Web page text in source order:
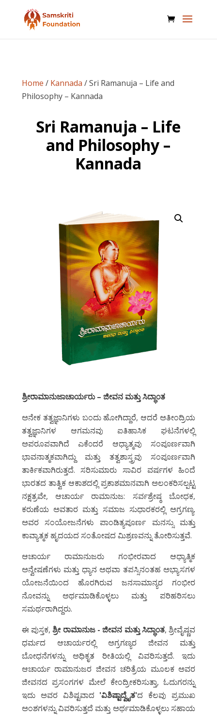
Home / Kannada / Sri Ramanuja – Life and
Philosophy – Kannada
Sri Ramanuja – Life
and Philosophy –
Kannada
ಶ್ರೀರಾಮಾನುಜಾಚಾರ್ಯರು – ಜೀವನ ಮತ್ತು ಸಿದ್ಧಾ೦ತ
ಅನೇಕ ತತ್ವಜ್ಞಾನಿಗಳು ಬಂದು ಹೋಗಿದ್ದಾರೆ, ಆದರೆ ಅತೀಂದ್ರಿಯ
ತತ್ವಜ್ಞಾನಿಗಳ ಆಗಮನವು ಐತಿಹಾಸಿಕ ಘಟನೆಗಳಲ್ಲಿ
ಅಪರೂಪವಾಗಿದೆ ಎಕೆ೦ದರೆ ಆಧ್ಯಾತ್ಮವು ಸಂಪೂರ್ಣವಾಗಿ
ಭಾವನಾತ್ಮಕವಾಗಿದ್ದು ಮತ್ತು ತತ್ವಶಾಸ್ತ್ರವು ಸಂಪೂರ್ಣವಾಗಿ
ತಾರ್ಕಿಕವಾಗಿರುತ್ತದೆ. ಸರಿಸುಮಾರು ಸಾವಿರ ವರ್ಷಗಳ ಹಿಂದೆ
ಭಾರತದ ತಾತ್ವಿಕ ಆಕಾಶದಲ್ಲಿ ಪ್ರಕಾಶಮಾನವಾಗಿ ಅಲಂಕರಿಸಲ್ಪಟ್ಟ
ನಕ್ಷತ್ರವೇ, ಆಚಾರ್ಯ ರಾಮಾನುಜ: ಸರ್ವಶ್ರೇಷ್ಠ ಬೋಧಕ,
ಕರುಣೆಯ ಅವತಾರ ಮತ್ತು ಸಮಾಜ ಸುಧಾರಕರಲ್ಲಿ ಅಗ್ರಗಣ್ಯ.
ಅವರ ಸಂಯೋಜನೆಗಳು ಪಾಂಡಿತ್ಯಪೂರ್ಣ ಮನಸ್ಸು ಮತ್ತು
ಕಾವ್ಯಾತ್ಮಕ ಹೃದಯದ ಸಂತೋಷದ ಮಿಶ್ರಣವನ್ನು ತೋರಿಸುತ್ತವೆ.
ಆಚಾರ್ಯ ರಾಮಾನುಜರು ಗಂಭೀರವಾದ ಆಧ್ಯಾತ್ಮಿಕ
ಅನ್ವೇಷಣೆಗಳು ಮತ್ತು ಧ್ಯಾನ ಅಥವಾ ತಪಸ್ಸಿನಂತಹ ಅಭ್ಯಾಸಗಳ
ಯೋಜನೆಯಿಂದ ಹೊರಗಿರುವ ಜನಸಾಮಾನ್ಯರ ಗಂಭೀರ
ನೋವನ್ನು ಅರ್ಥಮಾಡಿಕೊಳ್ಳಲು ಮತ್ತು ಪರಿಹರಿಸಲು
ಸಮರ್ಥರಾಗಿದ್ದರು.
ಈ ಪುಸ್ತಕ,ಶ್ರೀ ರಾಮಾನುಜ - ಜೀವನ ಮತ್ತು ಸಿದ್ಧಾ೦ತ, ಶ್ರೀವೈಷ್ಣವ
ಧರ್ಮದ ಆಚಾರ್ಯರಲ್ಲಿ ಅಗ್ರಗಣ್ಯರ ಜೀವನ ಮತ್ತು
ಬೋಧನೆಗಳನ್ನು ಅಧಿಕೃತ ರೀತಿಯಲ್ಲಿ ವಿವರಿಸುತ್ತದೆ. ಇದು
ಆಚಾರ್ಯ ರಾಮಾನುಜರ ಜೀವನ ಚರಿತ್ರೆಯ ಮೂಲಕ ಅವರ
ಜೀವನದ ಪ್ರಸಂಗಗಳ ಮೇಲೆ ಕೇಂದ್ರೀಕರಿಸುತ್ತಾ, ಓದುಗರನ್ನು
ಇದು ಅವರ ವಿಶಿಷ್ಟವಾದ 'ವಿಶಿಷ್ಟಾದ್ವೈತ'ದ ಕೆಲವು ಪ್ರಮುಖ
ಅಂಶಗಳನ್ನು ವಿವರಿಸುತ್ತದೆ ಮತ್ತು ಅರ್ಥಮಾಡಿಕೊಳ್ಳಲು ಸಹಾಯ